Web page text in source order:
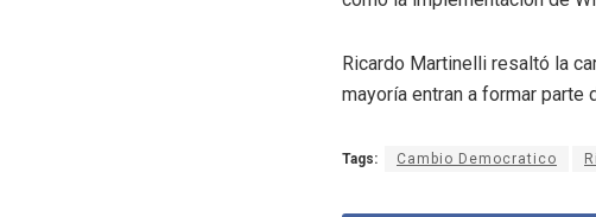
Ricardo Martinelli resaltó la
mayoría entran a formar
Tags: Cambio Democratico